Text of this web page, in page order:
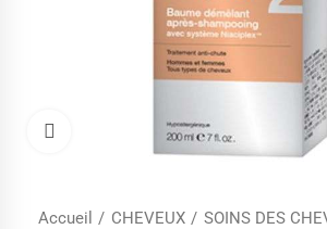
Cliquez pour agrandir
Accueil CHEVEUX
SOINS DES